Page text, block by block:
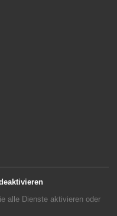
haben wir
unserem
im
betont
des Beirats
Silke
Kleinke,
des
der
alle Dienste aktivieren oder